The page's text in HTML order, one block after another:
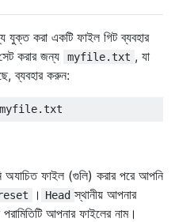
যুক্ত করা একটি ফাইল গিট ব্যবহার
করার জন্য
myfile.txt , যা
ব্যবহার করুন:
অযাচিত ফাইল (গুলি) করার পরে আপনি
। Head স্থানীয় আপনার
আপনার ফাইলের নাম।